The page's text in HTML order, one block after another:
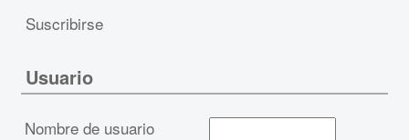
Suscribirse
Usuario
Nombre de usuario